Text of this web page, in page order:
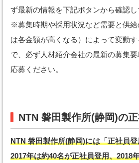
ず最新の情報を下記ボタンから確認
※募集時期や採用状況など需要と供
は各金額が高くなる）によって変動
で、必ず人材紹介会社の最新の募集
応募ください。
NTN 磐田製作所(静岡)の
NTN 磐田製作所(静岡)には「正社員
2017年は約40名が正社員登用、2018